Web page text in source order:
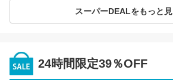
スーパーDEALをもっと
24時間限定39％OFF